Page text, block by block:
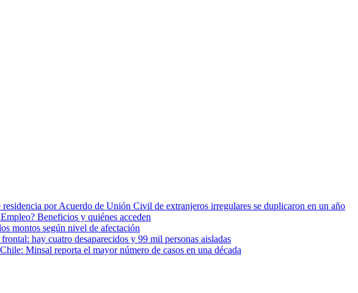
por Acuerdo de Unión Civil de extranjeros irregulares se duplicaron en un año
Beneficios y quiénes acceden
montos según nivel de afectación
hay cuatro desaparecidos y 99 mil personas aisladas
Minsal reporta el mayor número de casos en una década